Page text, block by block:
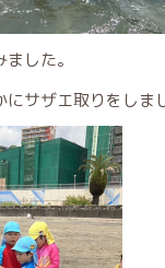
した。
サザエ取りをしま